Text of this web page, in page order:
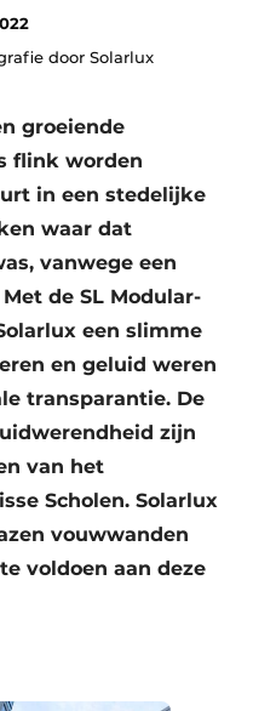
door Solarlux
groeiende
flink worden
in een stedelijke
waar dat
vanwege een
de SL Modular-
een slimme
en geluid weren
transparantie. De
zijn
van het
Scholen. Solarlux
vouwwanden
voldoen aan deze